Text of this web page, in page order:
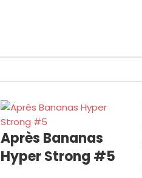
Après Bananas
Hyper Strong #5